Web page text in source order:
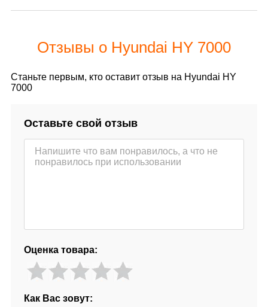
Отзывы о Hyundai HY 7000
Станьте первым, кто оставит отзыв на Hyundai HY
7000
Оставьте свой отзыв
Оценка товара:
Как Вас зовут: